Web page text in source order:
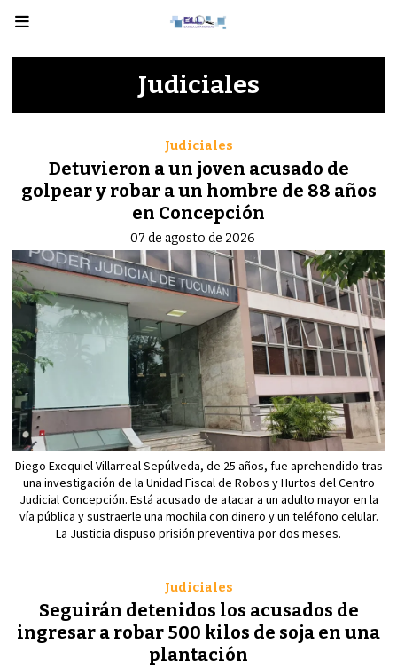
Judiciales
Detuvieron a un joven acusado de
golpear y robar a un hombre de 88 años
en Concepción
Judiciales
07 de agosto de 2026
Diego Exequiel Villarreal Sepúlveda, de 25 años, fue aprehendido tras
una investigación de la Unidad Fiscal de Robos y Hurtos del Centro
Judicial Concepción. Está acusado de atacar a un adulto mayor en la
vía pública y sustraerle una mochila con dinero y un teléfono celular.
La Justicia dispuso prisión preventiva por dos meses.
Seguirán detenidos los acusados de
ingresar a robar 500 kilos de soja en una
plantación
Judiciales